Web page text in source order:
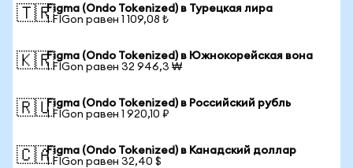
🇹🇷Figma (Ondo Tokenized) в Турецкая лира
1 FIGon равен 1 109,08 ₺
🇰🇷Figma (Ondo Tokenized) в Южнокорейская вона
1 FIGon равен 32 946,3 ₩
🇷🇺Figma (Ondo Tokenized) в Российский рубль
1 FIGon равен 1 920,10 ₽
🇨🇦Figma (Ondo Tokenized) в Канадский доллар
1 FIGon равен 32,40 $